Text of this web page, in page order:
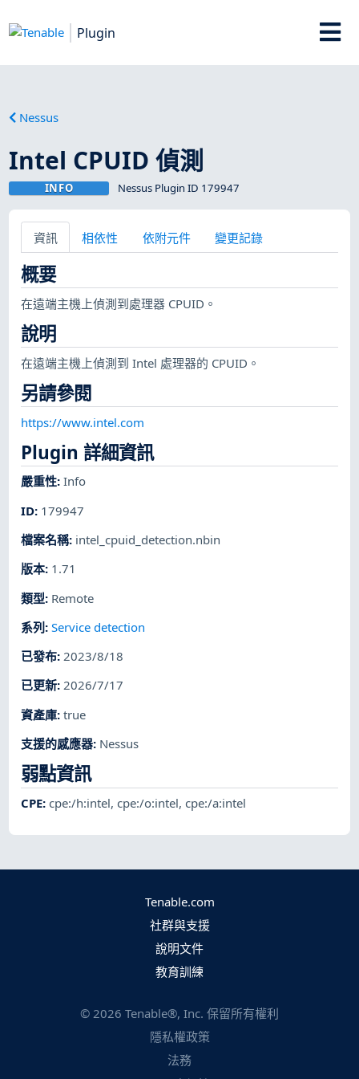
Plugin
Nessus
Intel CPUID 偵測
INFO Nessus Plugin ID 179947
資訊 相依性 依附元件 變更記錄
概要
在遠端主機上偵測到處理器 CPUID。
說明
在遠端主機上偵測到 Intel 處理器的 CPUID。
另請參閱
https://www.intel.com
Plugin 詳細資訊
嚴重性:Info
ID: 179947
檔案名稱: intel_cpuid_detection.nbin
版本: 1.71
類型: Remote
系列:Service detection
已發布:2023/8/18
已更新:2026/7/17
資產庫:true
支援的感應器: Nessus
弱點資訊
CPE:cpe:/h:intel,cpe:/o:intel,cpe:/a:intel
Tenable.com
社群與支援
說明文件
教育訓練
© 2026 Tenable®, Inc. 保留所有權利
隱私權政策
法務